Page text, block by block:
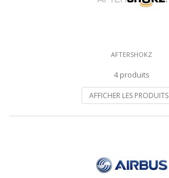
AFTERSHOKZ
4 produits
AFFICHER LES PRODUITS